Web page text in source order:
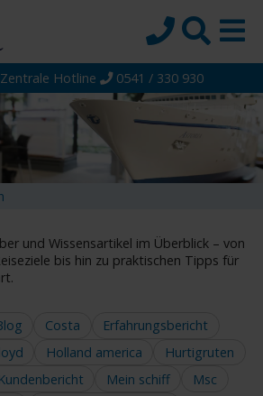
Hotline 0541 / 330 930
und Wissensartikel im Überblick – von
bis hin zu praktischen Tipps für
Costa
Erfahrungsbericht
Holland america
Hurtigruten
Kundenbericht Mein schiff
Msc